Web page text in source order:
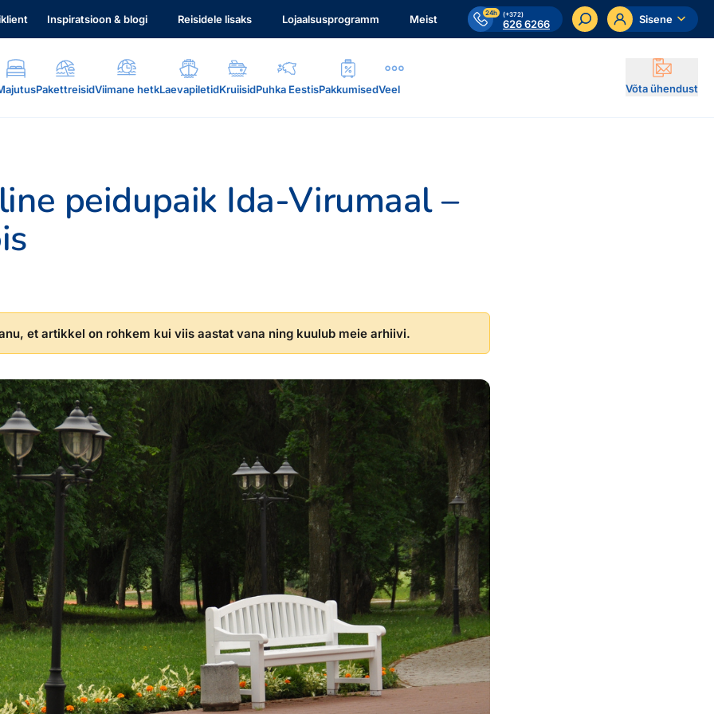
Inspiratsioon & blogi Reisidele lisaks Lojaalsusprogramm Meist 24h (+372)
626 6266 Sisene
PakettreisidViimane hetkLaevapiletidKruiisidPuhka EestisPakkumisedVeel Võta ühendust
peidupaik Ida-Virumaal –
et artikkel on rohkem kui viis aastat vana ning kuulub meie arhiivi.